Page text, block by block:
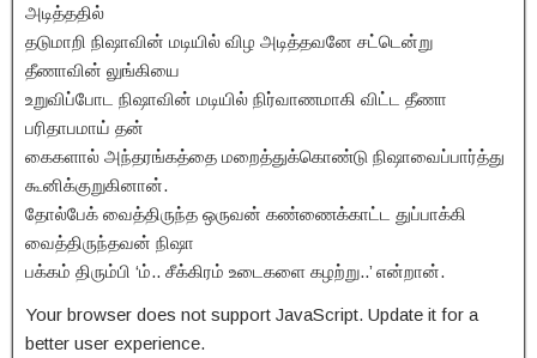
அடித்ததில்
தடுமாறி நிஷாவின் மடியில் விழ அடித்தவனே சட்டென்று
தீணாவின் லுங்கியை
உறுவிப்போட நிஷாவின் மடியில் நிர்வாணமாகி விட்ட தீணா
பரிதாபமாய் தன்
கைகளால் அந்தரங்கத்தை மறைத்துக்கொண்டு நிஷாவைப்பார்த்து
கூனிக்குறுகினான்.
தோல்பேக் வைத்திருந்த ஒருவன் கண்ணைக்காட்ட துப்பாக்கி
வைத்திருந்தவன் நிஷா
பக்கம் திரும்பி ‘ம்.. சீக்கிரம் உடைகளை கழற்று..’ என்றான்.
Your browser does not support JavaScript. Update it for a
better user experience.